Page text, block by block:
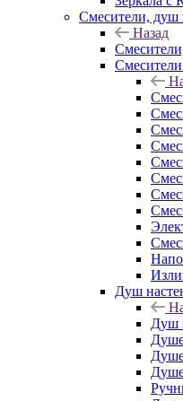
Смесители,
Назад
Смесители
Душ
Душ